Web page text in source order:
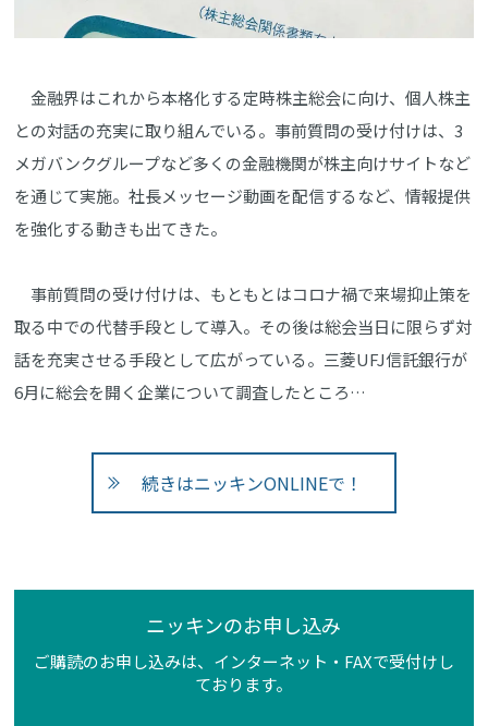
金融界はこれから本格化する定時株主総会に向け、個人株主
との対話の充実に取り組んでいる。事前質問の受け付けは、3
メガバンクグループなど多くの金融機関が株主向けサイトなど
を通じて実施。社長メッセージ動画を配信するなど、情報提供
を強化する動きも出てきた。
事前質問の受け付けは、もともとはコロナ禍で来場抑止策を
取る中での代替手段として導入。その後は総会当日に限らず対
話を充実させる手段として広がっている。三菱UFJ信託銀行が
6月に総会を開く企業について調査したところ…
続きはニッキンONLINEで！
ニッキンのお申し込み
ご購読のお申し込みは、インターネット・FAXで受付けし
ております。